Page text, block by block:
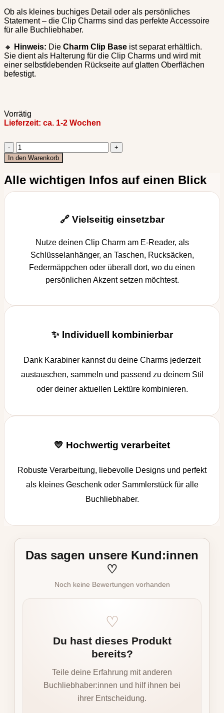
Ob als kleines buchiges Detail oder als persönliches
Statement – die Clip Charms sind das perfekte Accessoire
für alle Buchliebhaber.
🔸
Hinweis: Die Charm Clip Base ist separat erhältlich.
Sie dient als Halterung für die Clip Charms und wird mit
einer selbstklebenden Rückseite auf glatten Oberflächen
befestigt.
Vorrätig
Lieferzeit: ca. 1-2 Wochen
Clip
Charm
"If
book
is
In den Warenkorb
Alle wichtigen Infos auf einen Blick
🔗 Vielseitig einsetzbar
Nutze deinen Clip Charm am E-Reader, als
Schlüsselanhänger, an Taschen, Rucksäcken,
Federmäppchen oder überall dort, wo du einen
persönlichen Akzent setzen möchtest.
✨ Individuell kombinierbar
Dank Karabiner kannst du deine Charms jederzeit
austauschen, sammeln und passend zu deinem Stil
oder deiner aktuellen Lektüre kombinieren.
💛 Hochwertig verarbeitet
Robuste Verarbeitung, liebevolle Designs und perfekt
als kleines Geschenk oder Sammlerstück für alle
Buchliebhaber.
Das sagen unsere Kund:innen
♡
Noch keine Bewertungen vorhanden
♡
Du hast dieses Produkt
bereits?
Teile deine Erfahrung mit anderen
Buchliebhaber:innen und hilf ihnen bei
ihrer Entscheidung.